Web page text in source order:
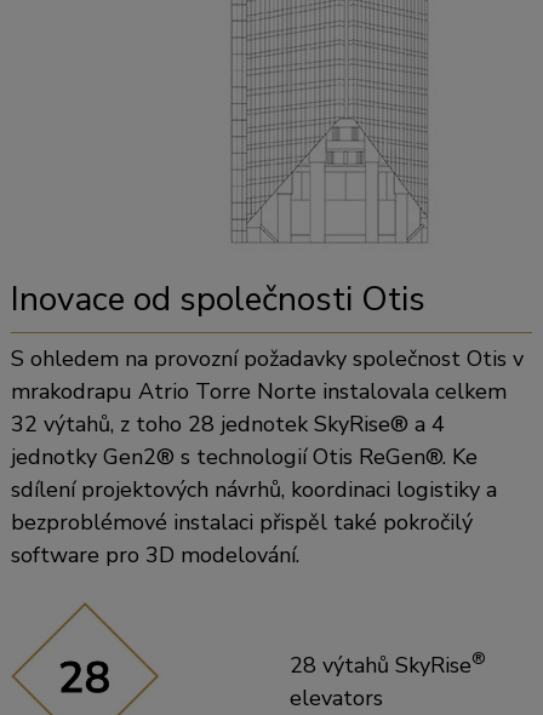
Inovace od společnosti Otis
S ohledem na provozní požadavky společnost Otis v
mrakodrapu Atrio Torre Norte instalovala celkem
32 výtahů, z toho 28 jednotek SkyRise® a 4
jednotky Gen2® s technologií Otis ReGen®. Ke
sdílení projektových návrhů, koordinaci logistiky a
bezproblémové instalaci přispěl také pokročilý
software pro 3D modelování.
28 výtahů SkyRise®
elevators